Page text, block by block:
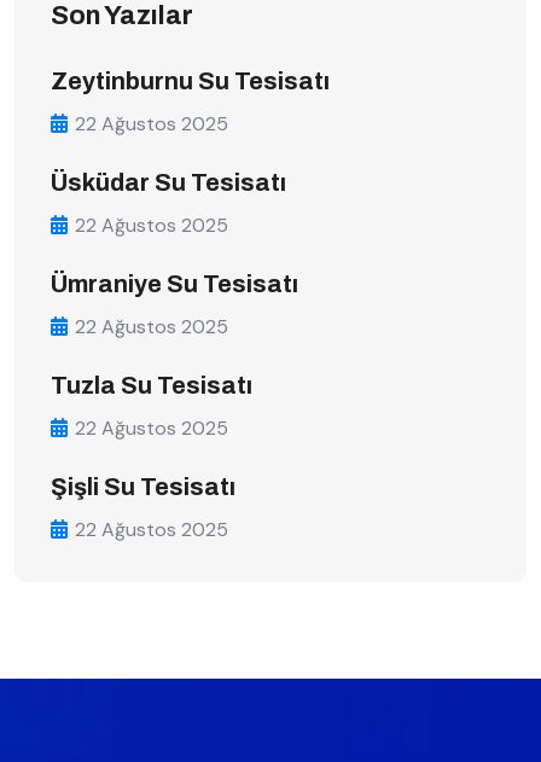
Son Yazılar
Zeytinburnu Su Tesisatı
22 Ağustos 2025
Üsküdar Su Tesisatı
22 Ağustos 2025
Ümraniye Su Tesisatı
22 Ağustos 2025
Tuzla Su Tesisatı
22 Ağustos 2025
Şişli Su Tesisatı
22 Ağustos 2025